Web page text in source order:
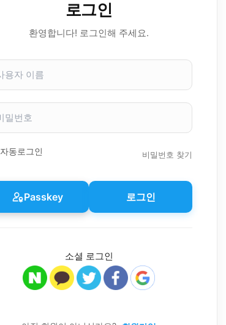
로그인
환영합니다! 로그인해 주세요.
자동로그인 비밀번호 찾기
Passkey 로그인
소셜 로그인